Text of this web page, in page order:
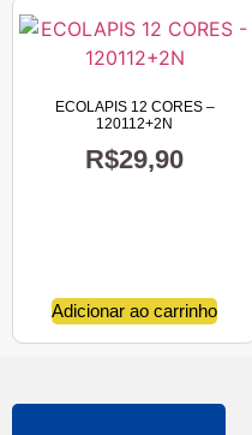
ECOLAPIS 12 CORES –
120112+2N
R$29,90
Adicionar ao carrinho